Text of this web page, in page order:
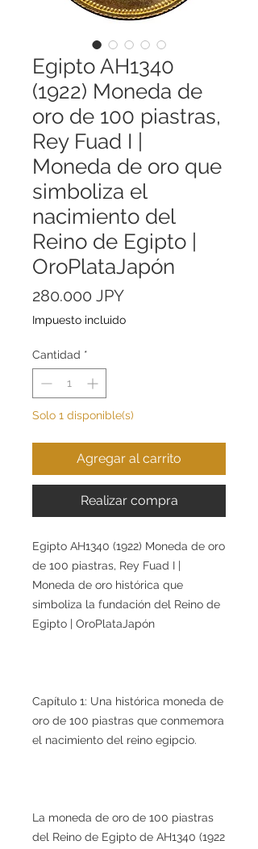
Egipto AH1340
(1922) Moneda de
oro de 100 piastras,
Rey Fuad I |
Moneda de oro que
simboliza el
nacimiento del
Reino de Egipto |
OroPlataJapón
280.000 JPYPrecio
Impuesto incluido
Cantidad *
Solo 1 disponible(s)
Agregar al carrito
Realizar compra
Egipto AH1340 (1922) Moneda de oro
de 100 piastras, Rey Fuad I |
Moneda de oro histórica que
simboliza la fundación del Reino de
Egipto | OroPlataJapón
Capítulo 1: Una histórica moneda de
oro de 100 piastras que conmemora
el nacimiento del reino egipcio.
La moneda de oro de 100 piastras
del Reino de Egipto de AH1340 (1922